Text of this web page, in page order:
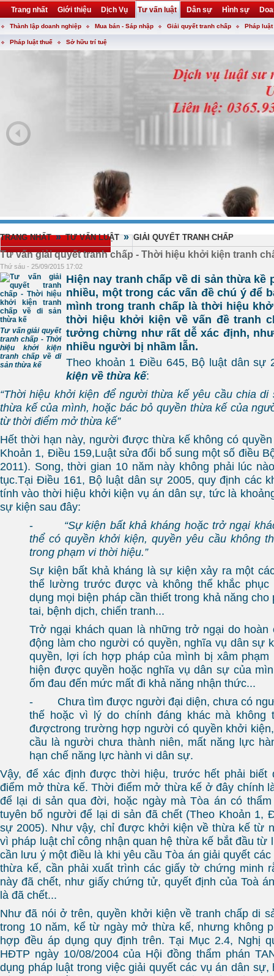
Trang nhất Giới thiệu Dịch Vụ Tư vấn luật Dân sự Hình sự
Khuyến mại Liên hệ forum utility
Thành lập doanh nghiệp Mua bán - Sáp nhập Giải quyết tranh chấp Pháp
Pháp luật thuế Sở hữu trí tuệ
TRANG NHẤT » TƯ VẤN LUẬT » GIẢI QUYẾT TRANH CHẤP
Tư vấn giải quyết tranh chấp - Thời hiệu khởi kiện tranh
Thứ sáu - 25/09/2015 17:02
Tư vấn giải quyết
tranh chấp - Thời
hiệu khởi kiện
tranh chấp về di
sản thừa kế
Hiện nay tranh chấp về di sản thừa kề
nhiều, một trong các vấn đề chú ý để
mình trong tranh chấp là thời hiệu
thời hiệu khởi kiện về vấn đề tranh
tưởng chừng như rất dễ xác định,
nhiều người bị nhầm lẫn.
Theo khoản 1 Điều 645, Bộ luật dân sự
kiện về thừa kế:
“Thời hiệu khởi kiện để người thừa kế yêu cầu chia di
thừa kế của mình, hoặc bác bỏ quyền thừa kế của
từ thời điểm mở thừa kế”
Hết thời hạn này, người được thừa kế không có
Khoản 1, Điều 159,Luật sửa đổi bổ sung một số điều
2011). Song, thời gian 10 năm này không phải lúc
tục.Tại Điều 161, Bộ luật dân sự 2005, quy định các
tính vào thời hiệu khởi kiện vụ án dân sự, tức là
sự kiện sau đây:
- “Sự kiện bất khả kháng hoặc trở ngại
thể có quyền khởi kiện, quyền yêu cầu không
trong phạm vi thời hiệu.”
Sự kiện bất khả kháng là sự kiện xảy ra một
thể lường trước được và không thể khắc
dụng mọi biện pháp cần thiết trong khả năng
tai, bệnh dịch, chiến tranh...
Trở ngại khách quan là những trở ngại do hoàn
động làm cho người có quyền, nghĩa vụ dân sự
quyền, lợi ích hợp pháp của mình bị xâm phạm
hiện được quyền hoặc nghĩa vụ dân sự của
ốm đau đến mức mất đi khả năng nhận thức...
- Chưa tìm được người đại diện, chưa có
thế hoặc vì lý do chính đáng khác mà không
đượctrong trường hợp người có quyền khởi
cầu là người chưa thành niên, mất năng lực
hạn chế năng lực hành vi dân sự.
Vậy, để xác định được thời hiệu, trước hết phải
điểm mở thừa kế. Thời điểm mở thừa kế ở đây chính
để lại di sản qua đời, hoặc ngày mà Tòa án có
tuyên bố người để lại di sản đã chết (Theo Khoản 1,
sự 2005). Như vậy, chỉ được khởi kiện về thừa kế từ
vì pháp luật chỉ công nhận quan hệ thừa kế bắt đầu từ
cần lưu ý một điều là khi yêu cầu Tòa án giải quyết
thừa kế, cần phải xuất trình các giấy tờ chứng minh
này đã chết, như giấy chứng tử, quyết định của Toà
là đã chết...
Như đã nói ở trên, quyền khởi kiện về tranh chấp di
trong 10 năm, kể từ ngày mở thừa kế, nhưng không
hợp đều áp dụng quy định trên. Tại Mục 2.4, Nghị
HĐTP ngày 10/08/2004 của Hội đồng thẩm phán
dụng pháp luật trong việc giải quyết các vụ án dân sự,